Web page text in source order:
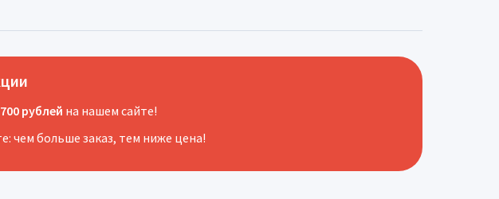
700 рублей на нашем сайте!
чем больше заказ, тем ниже цена!